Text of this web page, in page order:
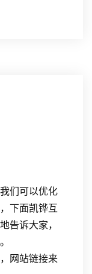
们可以优化
下面凯铧互
告诉大家，
网站链接来